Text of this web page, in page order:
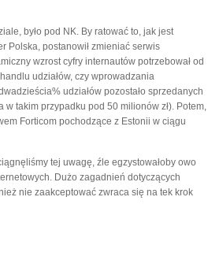
było pod NK. By ratować to, jak jest
Polska, postanowił zmieniać serwis
wzrost cyfry internautów potrzebował od
udziałów, czy wprowadzania
udziałów pozostało sprzedanych
takim przypadku pod 50 milionów zł). Potem,
Forticom pochodzące z Estonii w ciągu
tej uwagę, źle egzystowałoby owo
Dużo zagadnień dotyczących
nie zaakceptować zwraca się na tek krok